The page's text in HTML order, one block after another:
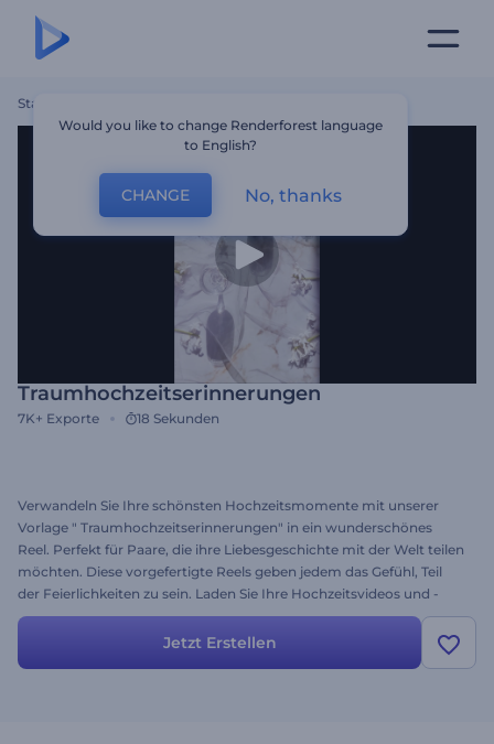
Startseite
Traumhochzeitserinnerungen
7K+ Exporte 18 Sekunden
Verwandeln Sie Ihre schönsten Hochzeitsmomente mit unserer
Vorlage " Traumhochzeitserinnerungen" in ein wunderschönes
Reel. Perfekt für Paare, die ihre Liebesgeschichte mit der Welt teilen
möchten. Diese vorgefertigte Reels geben jedem das Gefühl, Teil
der Feierlichkeiten zu sein. Laden Sie Ihre Hochzeitsvideos und -
fotos hoch, wählen Sie einen schönen Musiktitel aus, und erstellen
Sie ein schönes Video, das Ihre Hochzeitserinnerungen für immer
festhält. Beginnen Sie jetzt mit der Erstellung!
Jetzt Erstellen
Would you like to change Renderforest language
to English?
CHANGE No, thanks